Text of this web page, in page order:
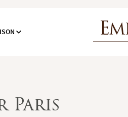
Paris